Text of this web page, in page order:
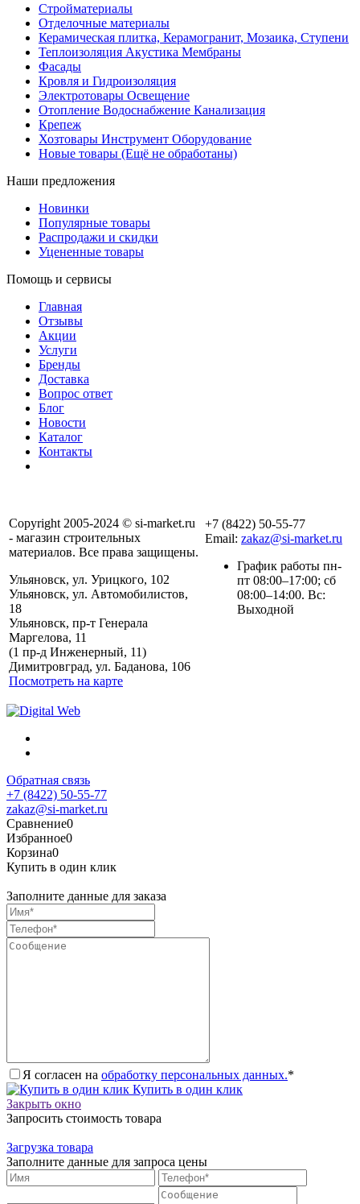
Стройматериалы
Отделочные материалы
Керамическая плитка, Керамогранит, Мозаика, Ступени
Теплоизоляция Акустика Мембраны
Фасады
Кровля и Гидроизоляция
Электротовары Освещение
Отопление Водоснабжение Канализация
Крепеж
Хозтовары Инструмент Оборудование
Новые товары (Ещё не обработаны)
Наши предложения
Новинки
Популярные товары
Распродажи и скидки
Уцененные товары
Помощь и сервисы
Главная
Отзывы
Акции
Услуги
Бренды
Доставка
Вопрос ответ
Блог
Новости
Каталог
Контакты
Copyright 2005-2024 © si-market.ru
- магазин строительных
материалов. Все права защищены.
Ульяновск, ул. Урицкого, 102
Ульяновск, ул. Автомобилистов,
18
Ульяновск, пр-т Генерала
Маргелова, 11
(1 пр-д Инженерный, 11)
Димитровград, ул. Баданова, 106
Посмотреть на карте
+7 (8422) 50-55-77
Email: zakaz@si-market.ru
График работы пн-
пт 08:00–17:00; сб
08:00–14:00. Вс:
Выходной
Обратная связь
+7 (8422) 50-55-77
zakaz@si-market.ru
Сравнение0
Избранное0
Корзина0
Купить в один клик
Заполните данные для заказа
Я согласен на обработку персональных данных.*
Купить в один клик
Закрыть окно
Запросить стоимость товара
Загрузка товара
Заполните данные для запроса цены